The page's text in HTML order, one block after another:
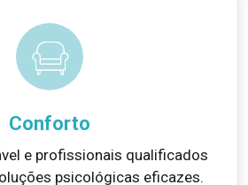
Conforto
e profissionais qualificados
psicológicas eficazes.